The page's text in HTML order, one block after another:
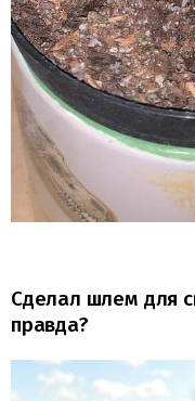
Сделал шлем для
правда?